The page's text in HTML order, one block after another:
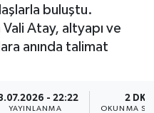
buluştu.
Atay, altyapı ve
anında talimat
- 22:22
YAYINLANMA
2 DK
OKUNMA